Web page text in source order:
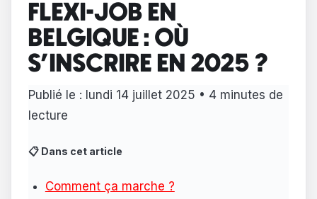
FLEXI-JOB EN
BELGIQUE : OÙ
S'INSCRIRE EN 2025 ?
Publié le : lundi 14 juillet 2025 • 4 minutes de
lecture
📋 Dans cet article
Comment ça marche ?